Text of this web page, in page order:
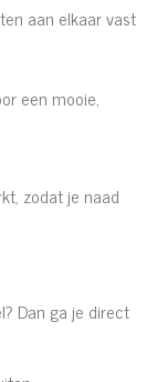
aan elkaar vast
een mooie,
zodat je naad
Dan ga je direct